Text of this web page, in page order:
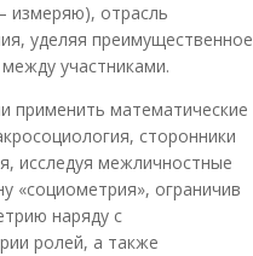
отрасль
уделяя преимущественное
участниками.
применить математические
сторонники
исследуя межличностные
«социометрия», ограничив
наряду с
ролей, а также